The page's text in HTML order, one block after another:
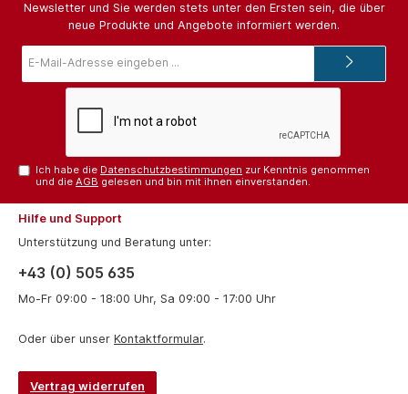
Newsletter und Sie werden stets unter den Ersten sein, die über
neue Produkte und Angebote informiert werden.
Mail-
Ich habe die Datenschutzbestimmungen zur Kenntnis genommen
und dieAGB gelesen und bin mit ihnen einverstanden.
Hilfe und Support
Unterstützung und Beratung unter:
+43 (0) 505 635
Mo-Fr 09:00 - 18:00 Uhr, Sa 09:00 - 17:00 Uhr
Oder über unser Kontaktformular.
Vertrag widerrufen